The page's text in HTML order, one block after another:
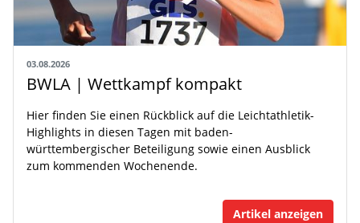
03.08.2026
BWLA | Wettkampf kompakt
Hier finden Sie einen Rückblick auf die Leichtathletik-
Highlights in diesen Tagen mit baden-
württembergischer Beteiligung sowie einen Ausblick
zum kommenden Wochenende.
Artikel anzeigen